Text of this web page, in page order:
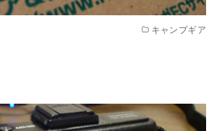
キャンプギア